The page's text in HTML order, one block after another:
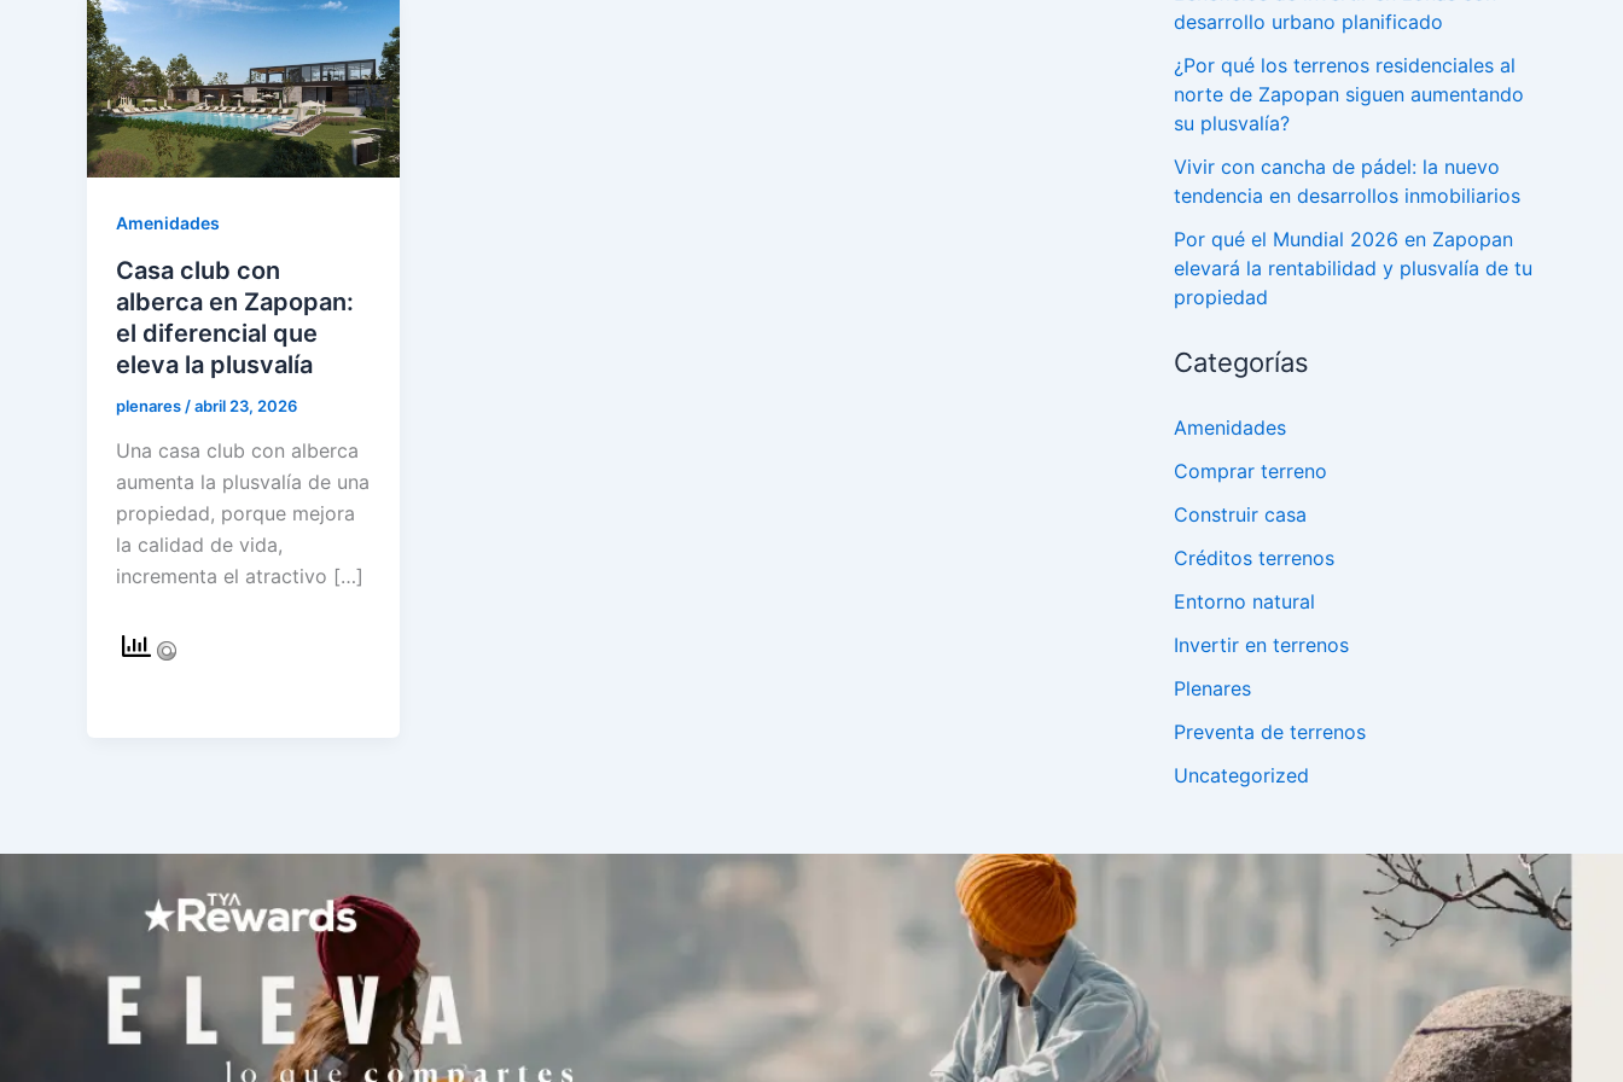
Amenidades
Casa club con
alberca en Zapopan:
el diferencial que
eleva la plusvalía
plenares /abril 23, 2026
Una casa club con alberca
aumenta la plusvalía de una
propiedad, porque mejora
la calidad de vida,
incrementa el atractivo […]
desarrollo urbano planificado
¿Por qué los terrenos residenciales al
norte de Zapopan siguen aumentando
su plusvalía?
Vivir con cancha de pádel: la nuevo
tendencia en desarrollos inmobiliarios
Por qué el Mundial 2026 en Zapopan
elevará la rentabilidad y plusvalía de tu
propiedad
Categorías
Amenidades
Comprar terreno
Construir casa
Créditos terrenos
Entorno natural
Invertir en terrenos
Plenares
Preventa de terrenos
Uncategorized